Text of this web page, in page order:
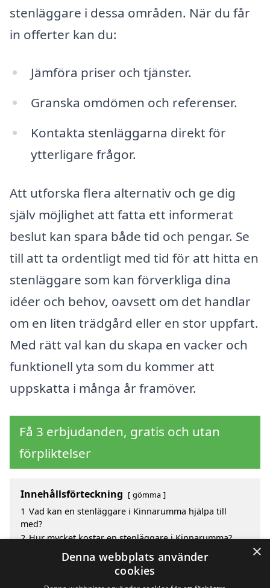
stenläggare i dessa områden. När du får
in offerter kan du:
Jämföra priser och tjänster.
Granska omdömen och referenser.
Kontakta stenläggarna direkt för
ytterligare frågor.
Att utforska flera alternativ och ge dig
själv möjlighet att fatta ett informerat
beslut kan spara både tid och pengar. Se
till att ta ordentligt med tid för att hitta en
stenläggare som kan förverkliga dina
idéer och behov, oavsett om det handlar
om en liten trädgård eller en stor uppfart.
Med rätt val kan du skapa en vacker och
funktionell yta som du kommer att
uppskatta i många år framöver.
Få 3 erbjudanden, gratis och utan
förpliktelser
Innehållsförteckning gömma
1 Vad kan en stenläggare i Kinnarumma hjälpa till
med?
2 Hur mycket kostar en stenläggare i Kinnarumma?
Fördelar med att välja stenläggare i Kinnarumma
Sök efter en skicklig stenläggare i de omgivande
×
Denna webbplats använder
cookies